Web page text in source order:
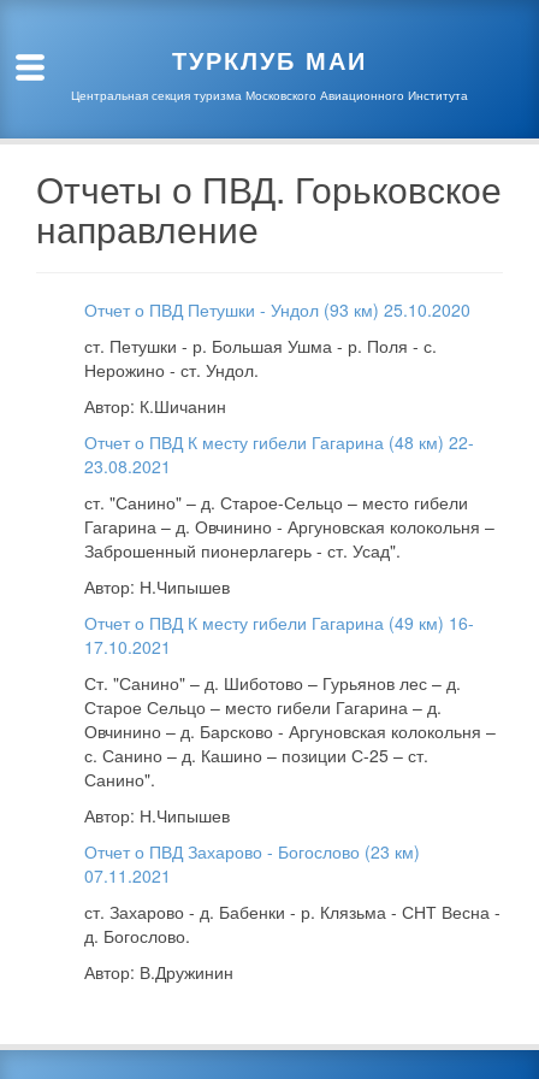
ТУРКЛУБ МАИ
Центральная секция туризма Московского Авиационного Института
ЗНАКОМИМСЯ
ГОТОВИМСЯ
Отчеты о ПВД. Горьковское
направление
Отчет о ПВД Петушки - Ундол (93 км) 25.10.2020
ст. Петушки - р. Большая Ушма - р. Поля - с.
Нерожино - ст. Ундол.
Автор: К.Шичанин
Отчет о ПВД К месту гибели Гагарина (48 км) 22-
23.08.2021
ст. "Санино" – д. Старое-Сельцо – место гибели
Гагарина – д. Овчинино - Аргуновская колокольня –
Заброшенный пионерлагерь - ст. Усад".
Автор: Н.Чипышев
Отчет о ПВД К месту гибели Гагарина (49 км) 16-
17.10.2021
Ст. "Санино" – д. Шиботово – Гурьянов лес – д.
Старое Сельцо – место гибели Гагарина – д.
Овчинино – д. Барсково - Аргуновская колокольня –
с. Санино – д. Кашино – позиции С-25 – ст.
Санино".
Автор: Н.Чипышев
Отчет о ПВД Захарово - Богослово (23 км)
07.11.2021
ст. Захарово - д. Бабенки - р. Клязьма - СНТ Весна -
д. Богослово.
Автор: В.Дружинин